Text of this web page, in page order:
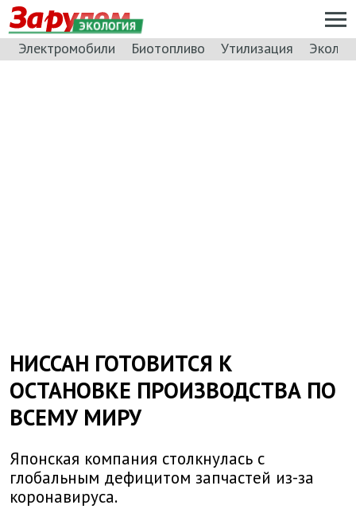
ЭКОЛОГИЯ
Электромобили Биотопливо Утилизация
НИССАН ГОТОВИТСЯ К
ОСТАНОВКЕ ПРОИЗВОДСТВА ПО
ВСЕМУ МИРУ
Японская компания столкнулась с
глобальным дефицитом запчастей из-за
коронавируса.